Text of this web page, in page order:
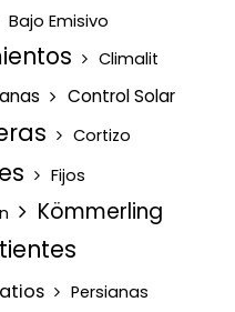
Bajo Emisivo
Climalit
Control Solar
Cortizo
Fijos
Kömmerling
Persianas